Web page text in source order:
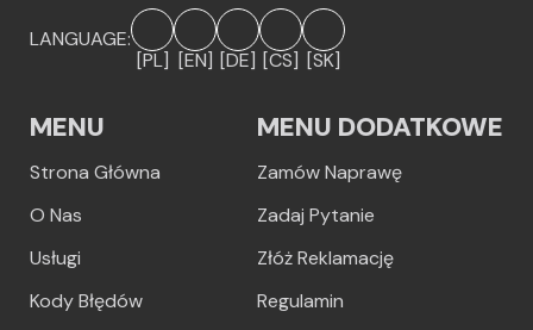
LANGUAGE:
[PL] [EN] [DE] [CS] [SK]
MENU
Strona Główna
O Nas
Usługi
Kody Błędów
MENU DODATKOWE
Zamów Naprawę
Zadaj Pytanie
Złóż Reklamację
Regulamin